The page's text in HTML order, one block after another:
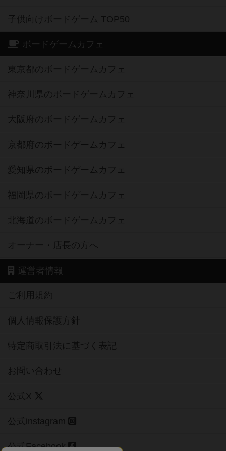
子供向けボードゲーム TOP50
ボードゲームカフェ
東京都のボードゲームカフェ
神奈川県のボードゲームカフェ
大阪府のボードゲームカフェ
京都府のボードゲームカフェ
愛知県のボードゲームカフェ
福岡県のボードゲームカフェ
北海道のボードゲームカフェ
オーナー・店長の方へ
運営者情報
ご利用規約
個人情報保護方針
特定商取引法に基づく表記
お問い合わせ
公式X
公式instagram
公式Facebook